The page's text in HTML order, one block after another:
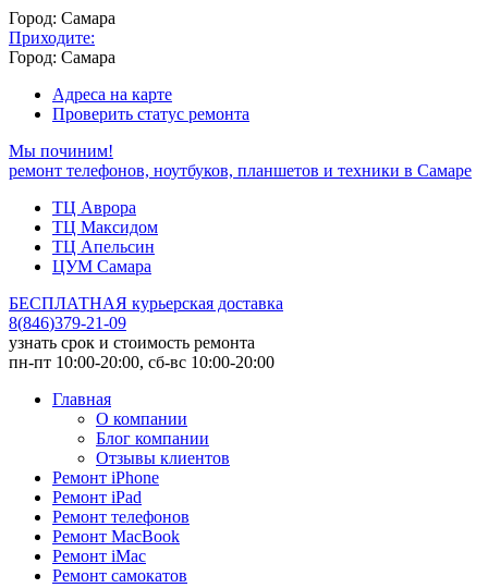
Город: Самара
Приходите:
Город: Самара
Адреса на карте
Проверить статус ремонта
Мы починим!
ремонт телефонов, ноутбуков, планшетов и техники в Самаре
ТЦ Аврора
ТЦ Максидом
ТЦ Апельсин
ЦУМ Самара
БЕСПЛАТНАЯ курьерская доставка
8(846)379-21-09
узнать срок и стоимость ремонта
пн-пт 10:00-20:00, сб-вс 10:00-20:00
Главная
О компании
Блог компании
Отзывы клиентов
Ремонт iPhone
Ремонт iPad
Ремонт телефонов
Ремонт MacBook
Ремонт iMac
Ремонт самокатов